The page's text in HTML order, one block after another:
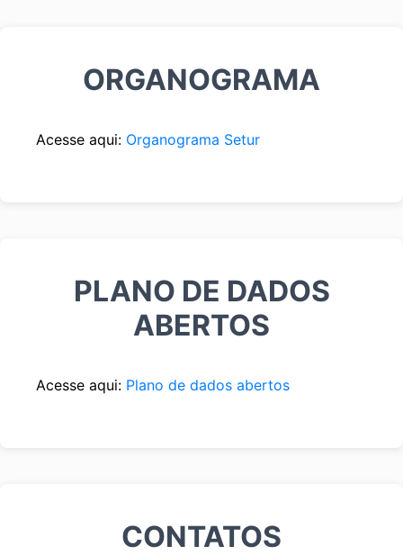
ORGANOGRAMA
Acesse aqui: Organograma Setur
PLANO DE DADOS
ABERTOS
Acesse aqui: Plano de dados abertos
CONTATOS